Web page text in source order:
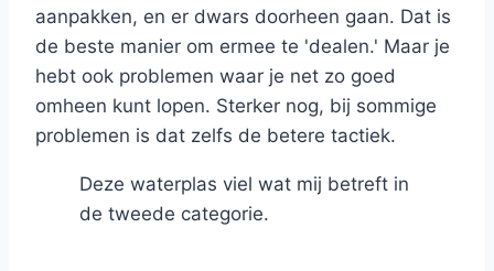
aanpakken, en er dwars doorheen gaan. Dat is
de beste manier om ermee te 'dealen.' Maar je
hebt ook problemen waar je net zo goed
omheen kunt lopen. Sterker nog, bij sommige
problemen is dat zelfs de betere tactiek.
Deze waterplas viel wat mij betreft in
de tweede categorie.